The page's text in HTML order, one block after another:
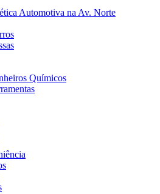
Automotiva na Av. Norte
Químicos